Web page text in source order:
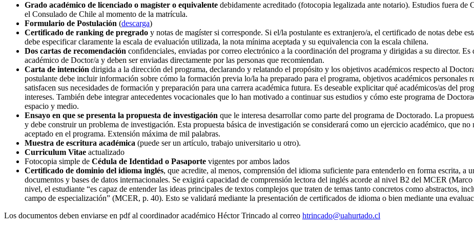
Grado académico de licenciado o magíster o equivalente debidamente acreditado (fotocopia legalizada ante notario). Estudios fuera de
el Consulado de Chile al momento de la matrícula.
Formulario de Postulación (descarga)
Certificado de ranking de pregrado y notas de magíster si corresponde. Si el/la postulante es extranjero/a, el certificado de notas debe
debe especificar claramente la escala de evaluación utilizada, la nota mínima aceptada y su equivalencia con la escala chilena.
Dos cartas de recomendación confidenciales, enviadas por correo electrónico a la coordinación del programa y dirigidas a su director. Es
académico de Doctor/a y deben ser enviadas directamente por las personas que recomiendan.
Carta de intención dirigida a la dirección del programa, declarando y relatando el propósito y los objetivos académicos respecto al
postulante debe incluir información sobre cómo la formación previa lo/la ha preparado para el programa, objetivos académicos personales
satisfacen sus necesidades de formación y preparación para una carrera académica futura. Es deseable explicitar qué académicos/as del
intereses. También debe integrar antecedentes vocacionales que lo han motivado a continuar sus estudios y cómo este programa de
espacio y medio.
Ensayo en que se presenta la propuesta de investigación que le interesa desarrollar como parte del programa de Doctorado. La
y debe construir un problema de investigación. Esta propuesta básica de investigación se considerará como un ejercicio académico, que
aceptado en el programa. Extensión máxima de mil palabras.
Muestra de escritura académica (puede ser un artículo, trabajo universitario u otro).
Curriculum Vitae actualizado
Fotocopia simple de Cédula de Identidad o Pasaporte vigentes por ambos lados
Certificado de dominio del idioma inglés, que acredite, al menos, comprensión del idioma suficiente para entenderlo en forma escrita, a
documentos y bases de datos internacionales. Se exigirá capacidad de comprensión lectora del inglés acorde al nivel B2 del MCER
nivel, el estudiante “es capaz de entender las ideas principales de textos complejos que traten de temas tanto concretos como abstractos,
campo de especialización” (MCER, p. 40). Esto se validará mediante la presentación de certificados de idioma o bien mediante una
Los documentos deben enviarse en pdf al coordinador académico Héctor Trincado al correo htrincado@uahurtado.cl